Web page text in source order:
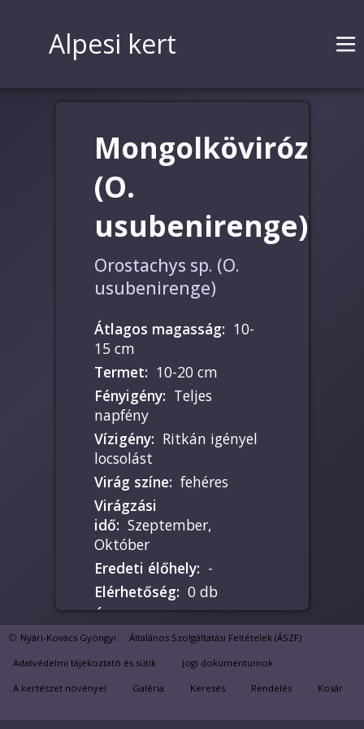
Alpesi kert
Mongolkövirózsa
(O.
usubenirenge)\
Orostachys sp. (O.
usubenirenge)
Átlagos magasság: 10-
15 cm
Termet: 10-20 cm
Fényigény: Teljes
napfény
Vízigény: Ritkán igényel
locsolást
Virág színe: fehéres
Virágzási
idő: Szeptember,
Október
Eredeti élőhely: -
Elérhetőség: 0 db
Ár: 450 Ft
Hajtásdugvánnyal
könnyen szaporítható. A
Nyári-Kovács Gyöngyi Általános Szolgáltatási Feltételek (ÁSZF)
Adatvédelmi tájékoztató és sütik Jogi dokumentumok
A kertészet növényei Galéria Keresés Rendelés Kosár